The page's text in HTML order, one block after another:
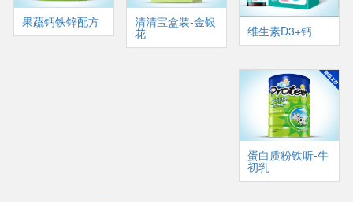
果蔬钙铁锌配方 清清宝盒装-金银
花 维生素D3+钙
蛋白质粉铁听-牛
初乳